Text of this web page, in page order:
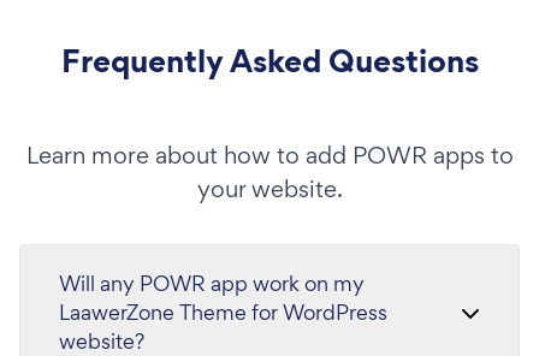
Frequently Asked Questions
Learn more about how to add POWR apps to
your website.
Will any POWR app work on my
LaawerZone Theme for WordPress
website?